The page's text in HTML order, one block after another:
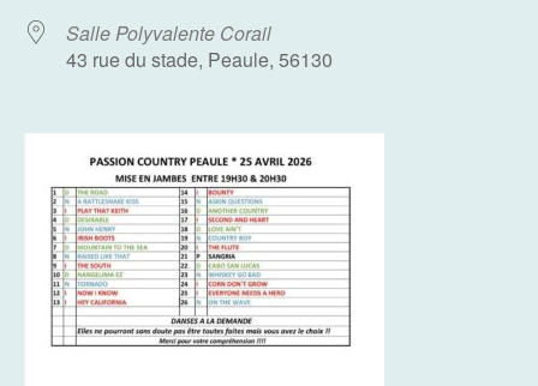
Salle Polyvalente Corail
43 rue du stade, Peaule, 56130